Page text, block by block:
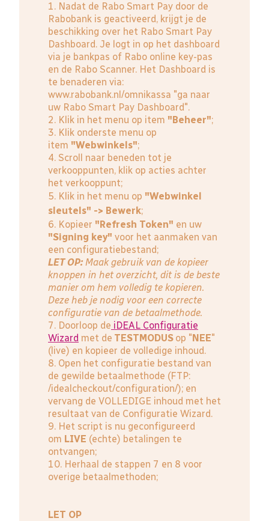
1. Nadat de Rabo Smart Pay door de
Rabobank is geactiveerd, krijgt je de
beschikking over het Rabo Smart Pay
Dashboard. Je logt in op het dashboard
via je bankpas of Rabo online key-pas
en de Rabo Scanner. Het Dashboard is
te benaderen via:
www.rabobank.nl/omnikassa "ga naar
uw Rabo Smart Pay Dashboard".
2. Klik in het menu op item "Beheer";
3. Klik onderste menu op
item "Webwinkels";
4. Scroll naar beneden tot je
verkooppunten, klik op acties achter
het verkooppunt;
5. Klik in het menu op "Webwinkel
sleutels" -> Bewerk;
6. Kopieer "Refresh Token" en uw
"Signing key" voor het aanmaken van
een configuratiebestand;
LET OP: Maak gebruik van de kopieer
knoppen in het overzicht, dit is de beste
manier om hem volledig te kopieren.
Deze heb je nodig voor een correcte
configuratie van de betaalmethode.
7. Doorloop de iDEAL Configuratie
Wizard met de TESTMODUS op " NEE"
(live) en kopieer de volledige inhoud.
8. Open het configuratie bestand van
de gewilde betaalmethode (FTP:
/idealcheckout/configuration/); en
vervang de VOLLEDIGE inhoud met het
resultaat van de Configuratie Wizard.
9. Het script is nu geconfigureerd
om LIVE (echte) betalingen te
ontvangen;
10. Herhaal de stappen 7 en 8 voor
overige betaalmethoden;
LET OP